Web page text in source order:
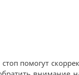
помогут